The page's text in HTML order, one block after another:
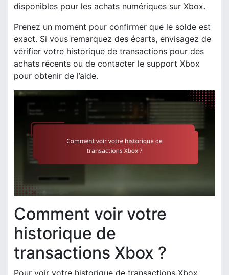
disponibles pour les achats numériques sur Xbox.
Prenez un moment pour confirmer que le solde est
exact. Si vous remarquez des écarts, envisagez de
vérifier votre historique de transactions pour des
achats récents ou de contacter le support Xbox
pour obtenir de l’aide.
Comment voir votre
historique de
transactions Xbox ?
Pour voir votre historique de transactions Xbox,